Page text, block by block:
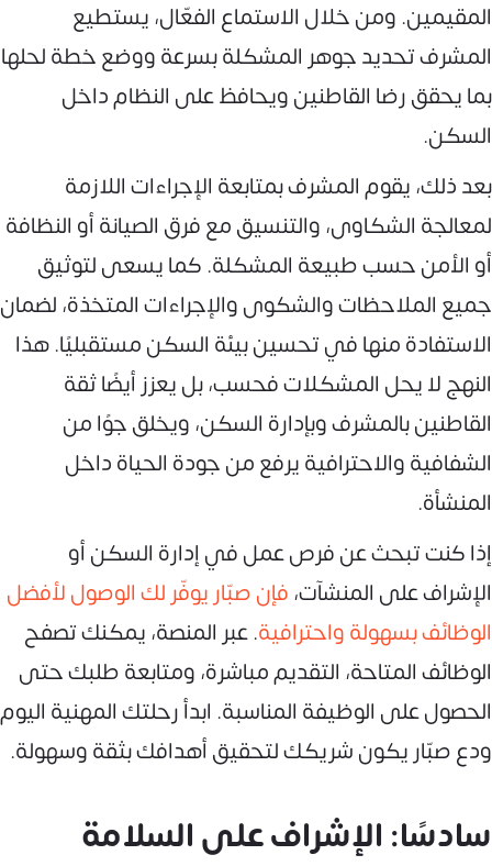
المقيمين. ومن خلال الاستماع الفعّال، يستطيع
المشرف تحديد جوهر المشكلة بسرعة ووضع خطة لحلها
بما يحقق رضا القاطنين ويحافظ على النظام داخل
السكن.
بعد ذلك، يقوم المشرف بمتابعة الإجراءات اللازمة
لمعالجة الشكاوى، والتنسيق مع فرق الصيانة أو النظافة
أو الأمن حسب طبيعة المشكلة. كما يسعى لتوثيق
جميع الملاحظات والشكوى والإجراءات المتخذة، لضمان
الاستفادة منها في تحسين بيئة السكن مستقبليًا. هذا
النهج لا يحل المشكلات فحسب، بل يعزز أيضًا ثقة
القاطنين بالمشرف وبإدارة السكن، ويخلق جوًا من
الشفافية والاحترافية يرفع من جودة الحياة داخل
المنشأة.
إذا كنت تبحث عن فرص عمل في إدارة السكن أو
الإشراف على المنشآت،فإن صبّار يوفّر لك الوصول لأفضل
الوظائف بسهولة واحترافية. عبر المنصة، يمكنك تصفح
الوظائف المتاحة، التقديم مباشرة، ومتابعة طلبك حتى
الحصول على الوظيفة المناسبة. ابدأ رحلتك المهنية اليوم
ودع صبّار يكون شريكك لتحقيق أهدافك بثقة وسهولة.
سادسًا: الإشراف على السلامة